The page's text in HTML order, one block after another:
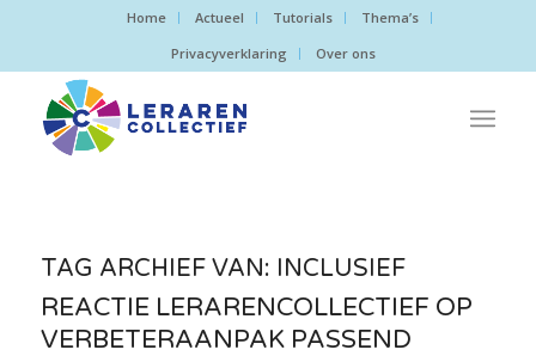
Home Actueel Tutorials
Thema’s
Privacyverklaring
Over ons
TAG ARCHIEF VAN: INCLUSIEF
REACTIE LERARENCOLLECTIEF OP
VERBETERAANPAK PASSEND